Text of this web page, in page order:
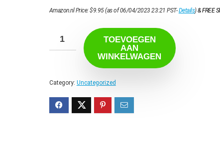
Amazon.nl Price:$9.95(as of 06/04/2023 23:21 PST-Details)&FREE
TOEVOEGEN
AAN
WINKELWAGEN
Category: Uncategorized